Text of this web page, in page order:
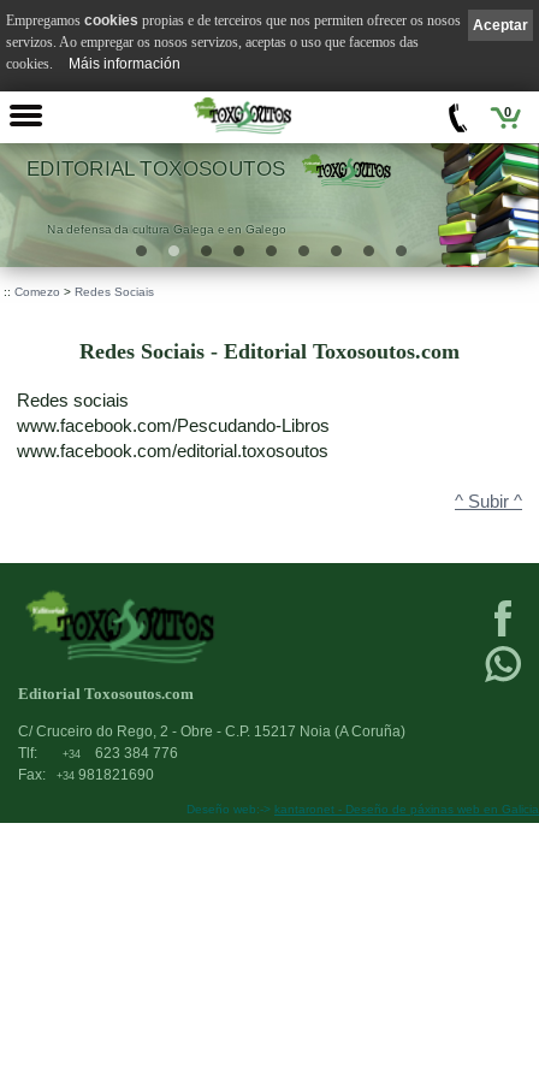
0
VILA SUÁREZ
:: Comezo > Redes Sociais
Redes Sociais - Editorial Toxosoutos.com
Redes sociais
www.facebook.com/Pescudando-Libros
www.facebook.com/editorial.toxosoutos
^ Subir ^
Editorial Toxosoutos.com
C/ Cruceiro do Rego, 2 - Obre - C.P. 15217 Noia (A Coruña)
Tlf:
+34
623 384 776
Fax:
+34 981821690
Deseño web:-> kantaronet - Deseño de páxinas web en Galicia
Aceptar
Empregamos cookies propias e de terceiros que nos permiten ofrecer os nosos
servizos. Ao empregar os nosos servizos, aceptas o uso que facemos das
cookies.
Máis información